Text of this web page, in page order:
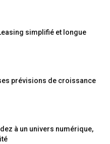
Leasing simplifié et longue
prévisions de croissance
à un univers numérique,